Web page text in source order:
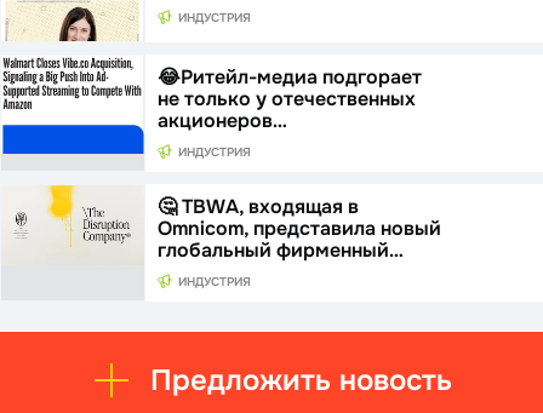
ИНДУСТРИЯ
😂Ритейл-медиа подгорает
не только у отечественных
акционеров…
ИНДУСТРИЯ
🤔 TBWA, входящая в
Omnicom, представила новый
глобальный фирменный…
ИНДУСТРИЯ
Предложить новость